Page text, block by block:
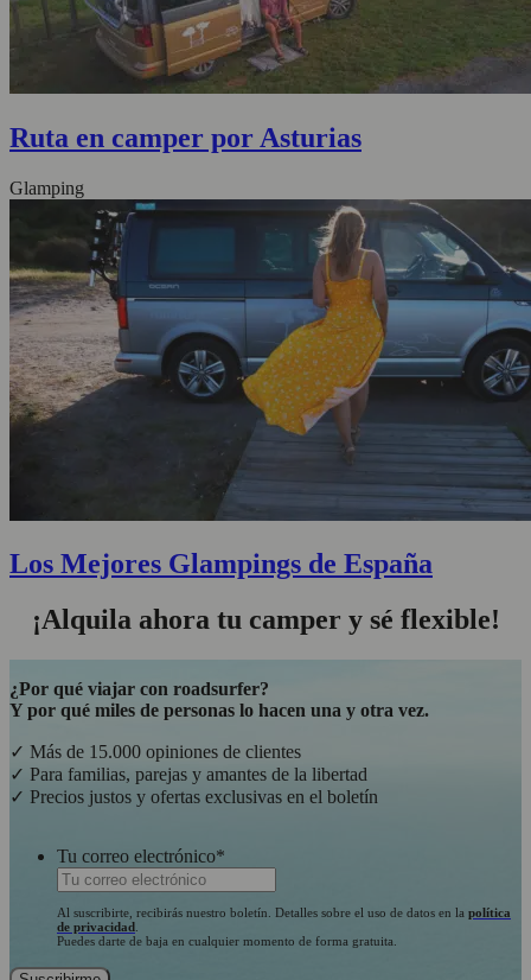
Ruta en camper por Asturias
Glamping
Los Mejores Glampings de España
¡Alquila ahora tu camper y sé flexible!
¿Por qué viajar con roadsurfer?
Y por qué miles de personas lo hacen una y otra vez.
✓ Más de 15.000 opiniones de clientes
✓ Para familias, parejas y amantes de la libertad
✓ Precios justos y ofertas exclusivas en el boletín
Tu correo electrónico*
Al suscribirte, recibirás nuestro boletín. Detalles sobre el uso de datos en la política
de privacidad .
Puedes darte de baja en cualquier momento de forma gratuita.